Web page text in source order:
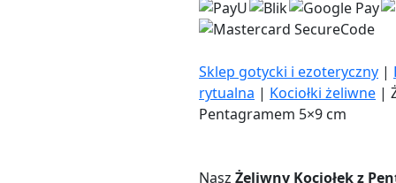
cm
Sklep gotycki i ezoteryczny |
rytualna | Kociołki żeliwne |
Pentagramem 5×9 cm
Nasz Żeliwny Kociołek z